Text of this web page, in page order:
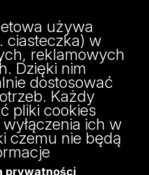
używa
ciasteczka) w
reklamowych
Dzięki nim
dostosować
Każdy
pliki cookies
ich w
czemu nie będą
prywatności